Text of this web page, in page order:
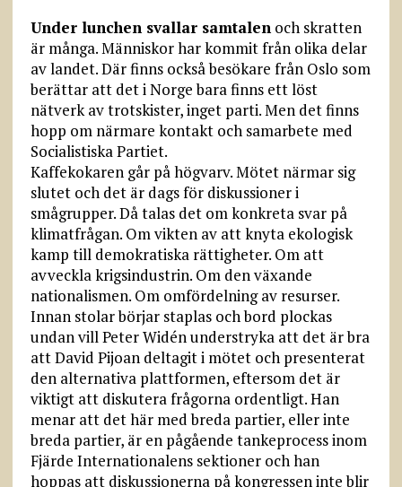
Under lunchen svallar samtalenoch skratten
är många. Människor har kommit från olika delar
av landet. Där finns också besökare från Oslo som
berättar att det i Norge bara finns ett löst
nätverk av trotskister, inget parti. Men det finns
hopp om närmare kontakt och samarbete med
Socialistiska Partiet.
Kaffekokaren går på högvarv. Mötet närmar sig
slutet och det är dags för diskussioner i
smågrupper. Då talas det om konkreta svar på
klimatfrågan. Om vikten av att knyta ekologisk
kamp till demokratiska rättigheter. Om att
avveckla krigsindustrin. Om den växande
nationalismen. Om omfördelning av resurser.
Innan stolar börjar staplas och bord plockas
undan vill Peter Widén understryka att det är bra
att David Pijoan deltagit i mötet och presenterat
den alternativa plattformen, eftersom det är
viktigt att diskutera frågorna ordentligt. Han
menar att det här med breda partier, eller inte
breda partier, är en pågående tankeprocess inom
Fjärde Internationalens sektioner och han
hoppas att diskussionerna på kongressen inte blir